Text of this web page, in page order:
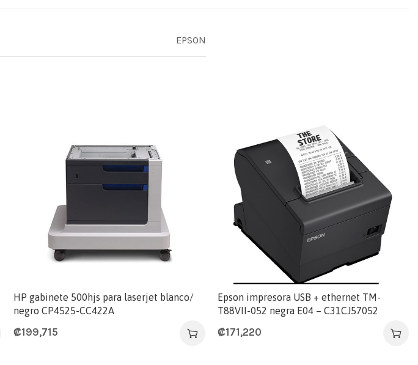
EPSON
HP gabinete 500hjs para laserjet blanco/
negro CP4525-CC422A
₡199,715
Epson impresora USB + ethernet TM-
T88VII-052 negra E04 – C31CJ57052
₡171,220